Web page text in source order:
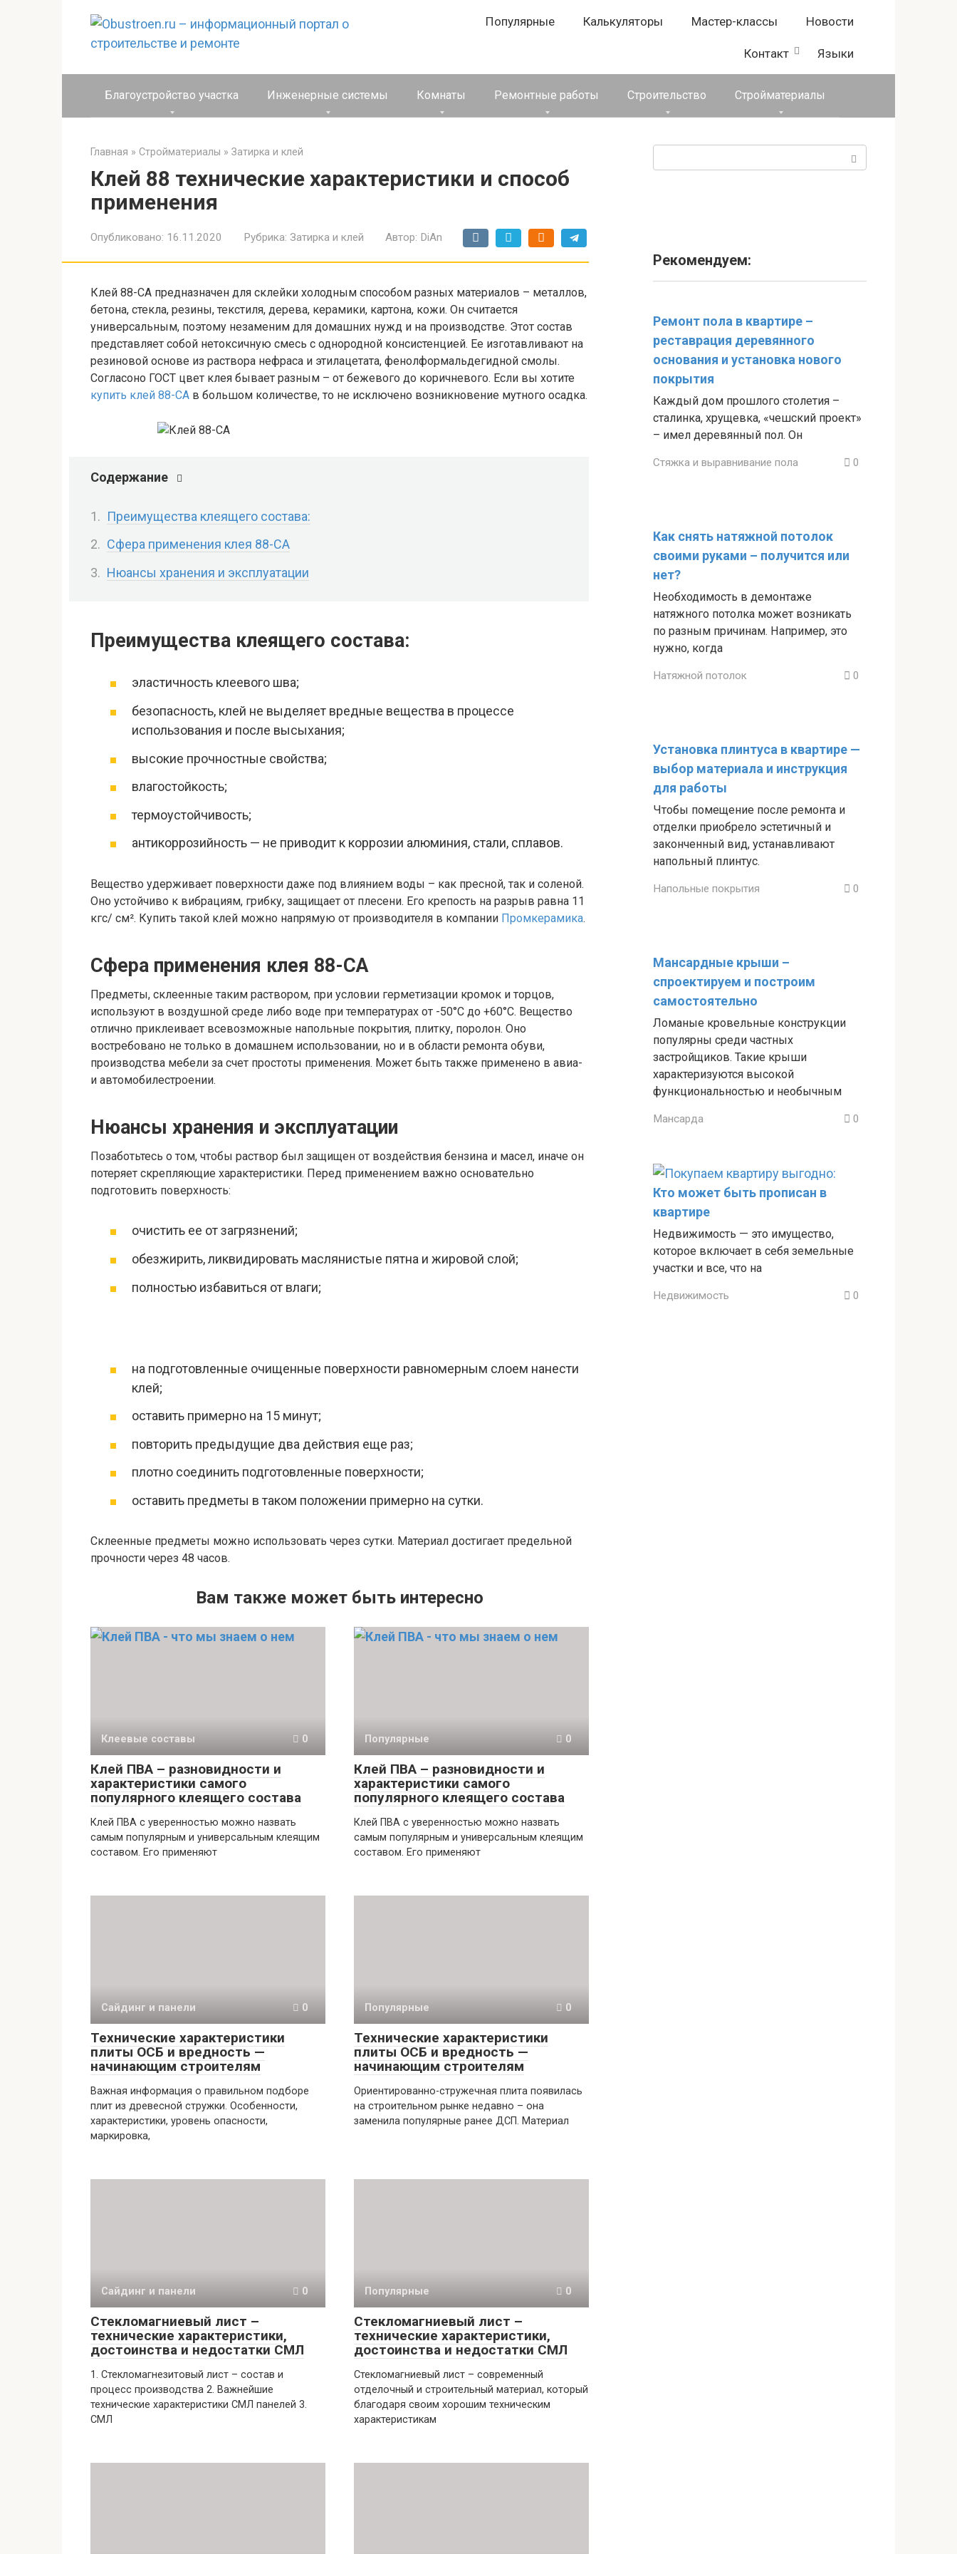
Популярные Калькуляторы Мастер-классы Новости
Контакт Языки
Благоустройство участка Инженерные системы Комнаты Ремонтные работы Строительство Стройматериалы
Главная » Стройматериалы » Затирка и клей
Клей 88 технические характеристики и способ
применения
Опубликовано: 16.11.2020 Рубрика: Затирка и клей Автор: DiAn
Клей 88-СА предназначен для склейки холодным способом разных материалов – металлов,
бетона, стекла, резины, текстиля, дерева, керамики, картона, кожи. Он считается
универсальным, поэтому незаменим для домашних нужд и на производстве. Этот состав
представляет собой нетоксичную смесь с однородной консистенцией. Ее изготавливают на
резиновой основе из раствора нефраса и этилацетата, фенолформальдегидной смолы.
Согласоно ГОСТ цвет клея бывает разным – от бежевого до коричневого. Если вы хотите
купить клей 88-СА в большом количестве, то не исключено возникновение мутного осадка.
Содержание
Преимущества клеящего состава:
Сфера применения клея 88-СА
Нюансы хранения и эксплуатации
Преимущества клеящего состава:
эластичность клеевого шва;
безопасность, клей не выделяет вредные вещества в процессе
использования и после высыхания;
высокие прочностные свойства;
влагостойкость;
термоустойчивость;
антикоррозийность — не приводит к коррозии алюминия, стали, сплавов.
Вещество удерживает поверхности даже под влиянием воды – как пресной, так и соленой.
Оно устойчиво к вибрациям, грибку, защищает от плесени. Его крепость на разрыв равна 11
кгс/ см². Купить такой клей можно напрямую от производителя в компании Промкерамика.
Сфера применения клея 88-СА
Предметы, склеенные таким раствором, при условии герметизации кромок и торцов,
используют в воздушной среде либо воде при температурах от -50°С до +60°С. Вещество
отлично приклеивает всевозможные напольные покрытия, плитку, поролон. Оно
востребовано не только в домашнем использовании, но и в области ремонта обуви,
производства мебели за счет простоты применения. Может быть также применено в авиа-
и автомобилестроении.
Нюансы хранения и эксплуатации
Позаботьтесь о том, чтобы раствор был защищен от воздействия бензина и масел, иначе он
потеряет скрепляющие характеристики. Перед применением важно основательно
подготовить поверхность:
очистить ее от загрязнений;
обезжирить, ликвидировать маслянистые пятна и жировой слой;
полностью избавиться от влаги;
на подготовленные очищенные поверхности равномерным слоем нанести
клей;
оставить примерно на 15 минут;
повторить предыдущие два действия еще раз;
плотно соединить подготовленные поверхности;
оставить предметы в таком положении примерно на сутки.
Склеенные предметы можно использовать через сутки. Материал достигает предельной
прочности через 48 часов.
Вам также может быть интересно
Клеевые составы 0
Клей ПВА – разновидности и
характеристики самого
популярного клеящего состава
Клей ПВА с уверенностью можно назвать
самым популярным и универсальным клеящим
составом. Его применяют
Популярные 0
Клей ПВА – разновидности и
характеристики самого
популярного клеящего состава
Клей ПВА с уверенностью можно назвать
самым популярным и универсальным клеящим
составом. Его применяют
Сайдинг и панели 0
Технические характеристики
плиты ОСБ и вредность —
начинающим строителям
Важная информация о правильном подборе
плит из древесной стружки. Особенности,
характеристики, уровень опасности,
маркировка,
Популярные 0
Технические характеристики
плиты ОСБ и вредность —
начинающим строителям
Ориентированно-стружечная плита появилась
на строительном рынке недавно – она
заменила популярные ранее ДСП. Материал
Сайдинг и панели 0
Стекломагниевый лист –
технические характеристики,
достоинства и недостатки СМЛ
1. Стекломагнезитовый лист – состав и
процесс производства 2. Важнейшие
технические характеристики СМЛ панелей 3.
СМЛ
Популярные 0
Стекломагниевый лист –
технические характеристики,
достоинства и недостатки СМЛ
Стекломагниевый лист – современный
отделочный и строительный материал, который
благодаря своим хорошим техническим
характеристикам
Рекомендуем:
Ремонт пола в квартире –
реставрация деревянного
основания и установка нового
покрытия
Каждый дом прошлого столетия –
сталинка, хрущевка, «чешский проект»
– имел деревянный пол. Он
Стяжка и выравнивание пола 0
Как снять натяжной потолок
своими руками – получится или
нет?
Необходимость в демонтаже
натяжного потолка может возникать
по разным причинам. Например, это
нужно, когда
Натяжной потолок 0
Установка плинтуса в квартире —
выбор материала и инструкция
для работы
Чтобы помещение после ремонта и
отделки приобрело эстетичный и
законченный вид, устанавливают
напольный плинтус.
Напольные покрытия 0
Мансардные крыши –
спроектируем и построим
самостоятельно
Ломаные кровельные конструкции
популярны среди частных
застройщиков. Такие крыши
характеризуются высокой
функциональностью и необычным
Мансарда 0
Кто может быть прописан в
квартире
Недвижимость — это имущество,
которое включает в себя земельные
участки и все, что на
Недвижимость 0